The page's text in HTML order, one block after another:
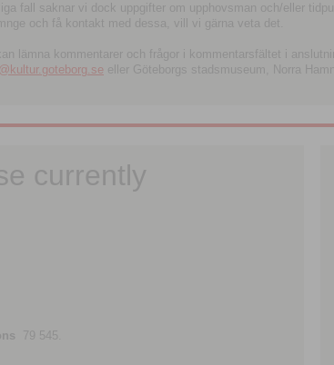
fall saknar vi dock uppgifter om upphovsman och/eller
och få kontakt med dessa, vill vi gärna veta det.
lämna kommentarer och frågor i kommentarsfältet i
eller Göteborgs stadsmuseum, Norra
currently
79 545.